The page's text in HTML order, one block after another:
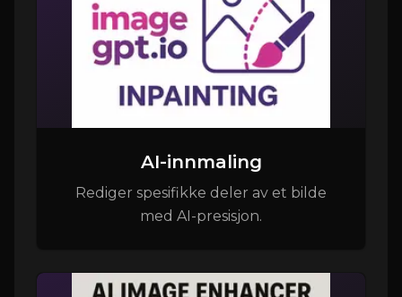
AI-innmaling
Rediger spesifikke deler av et bilde
med AI-presisjon.